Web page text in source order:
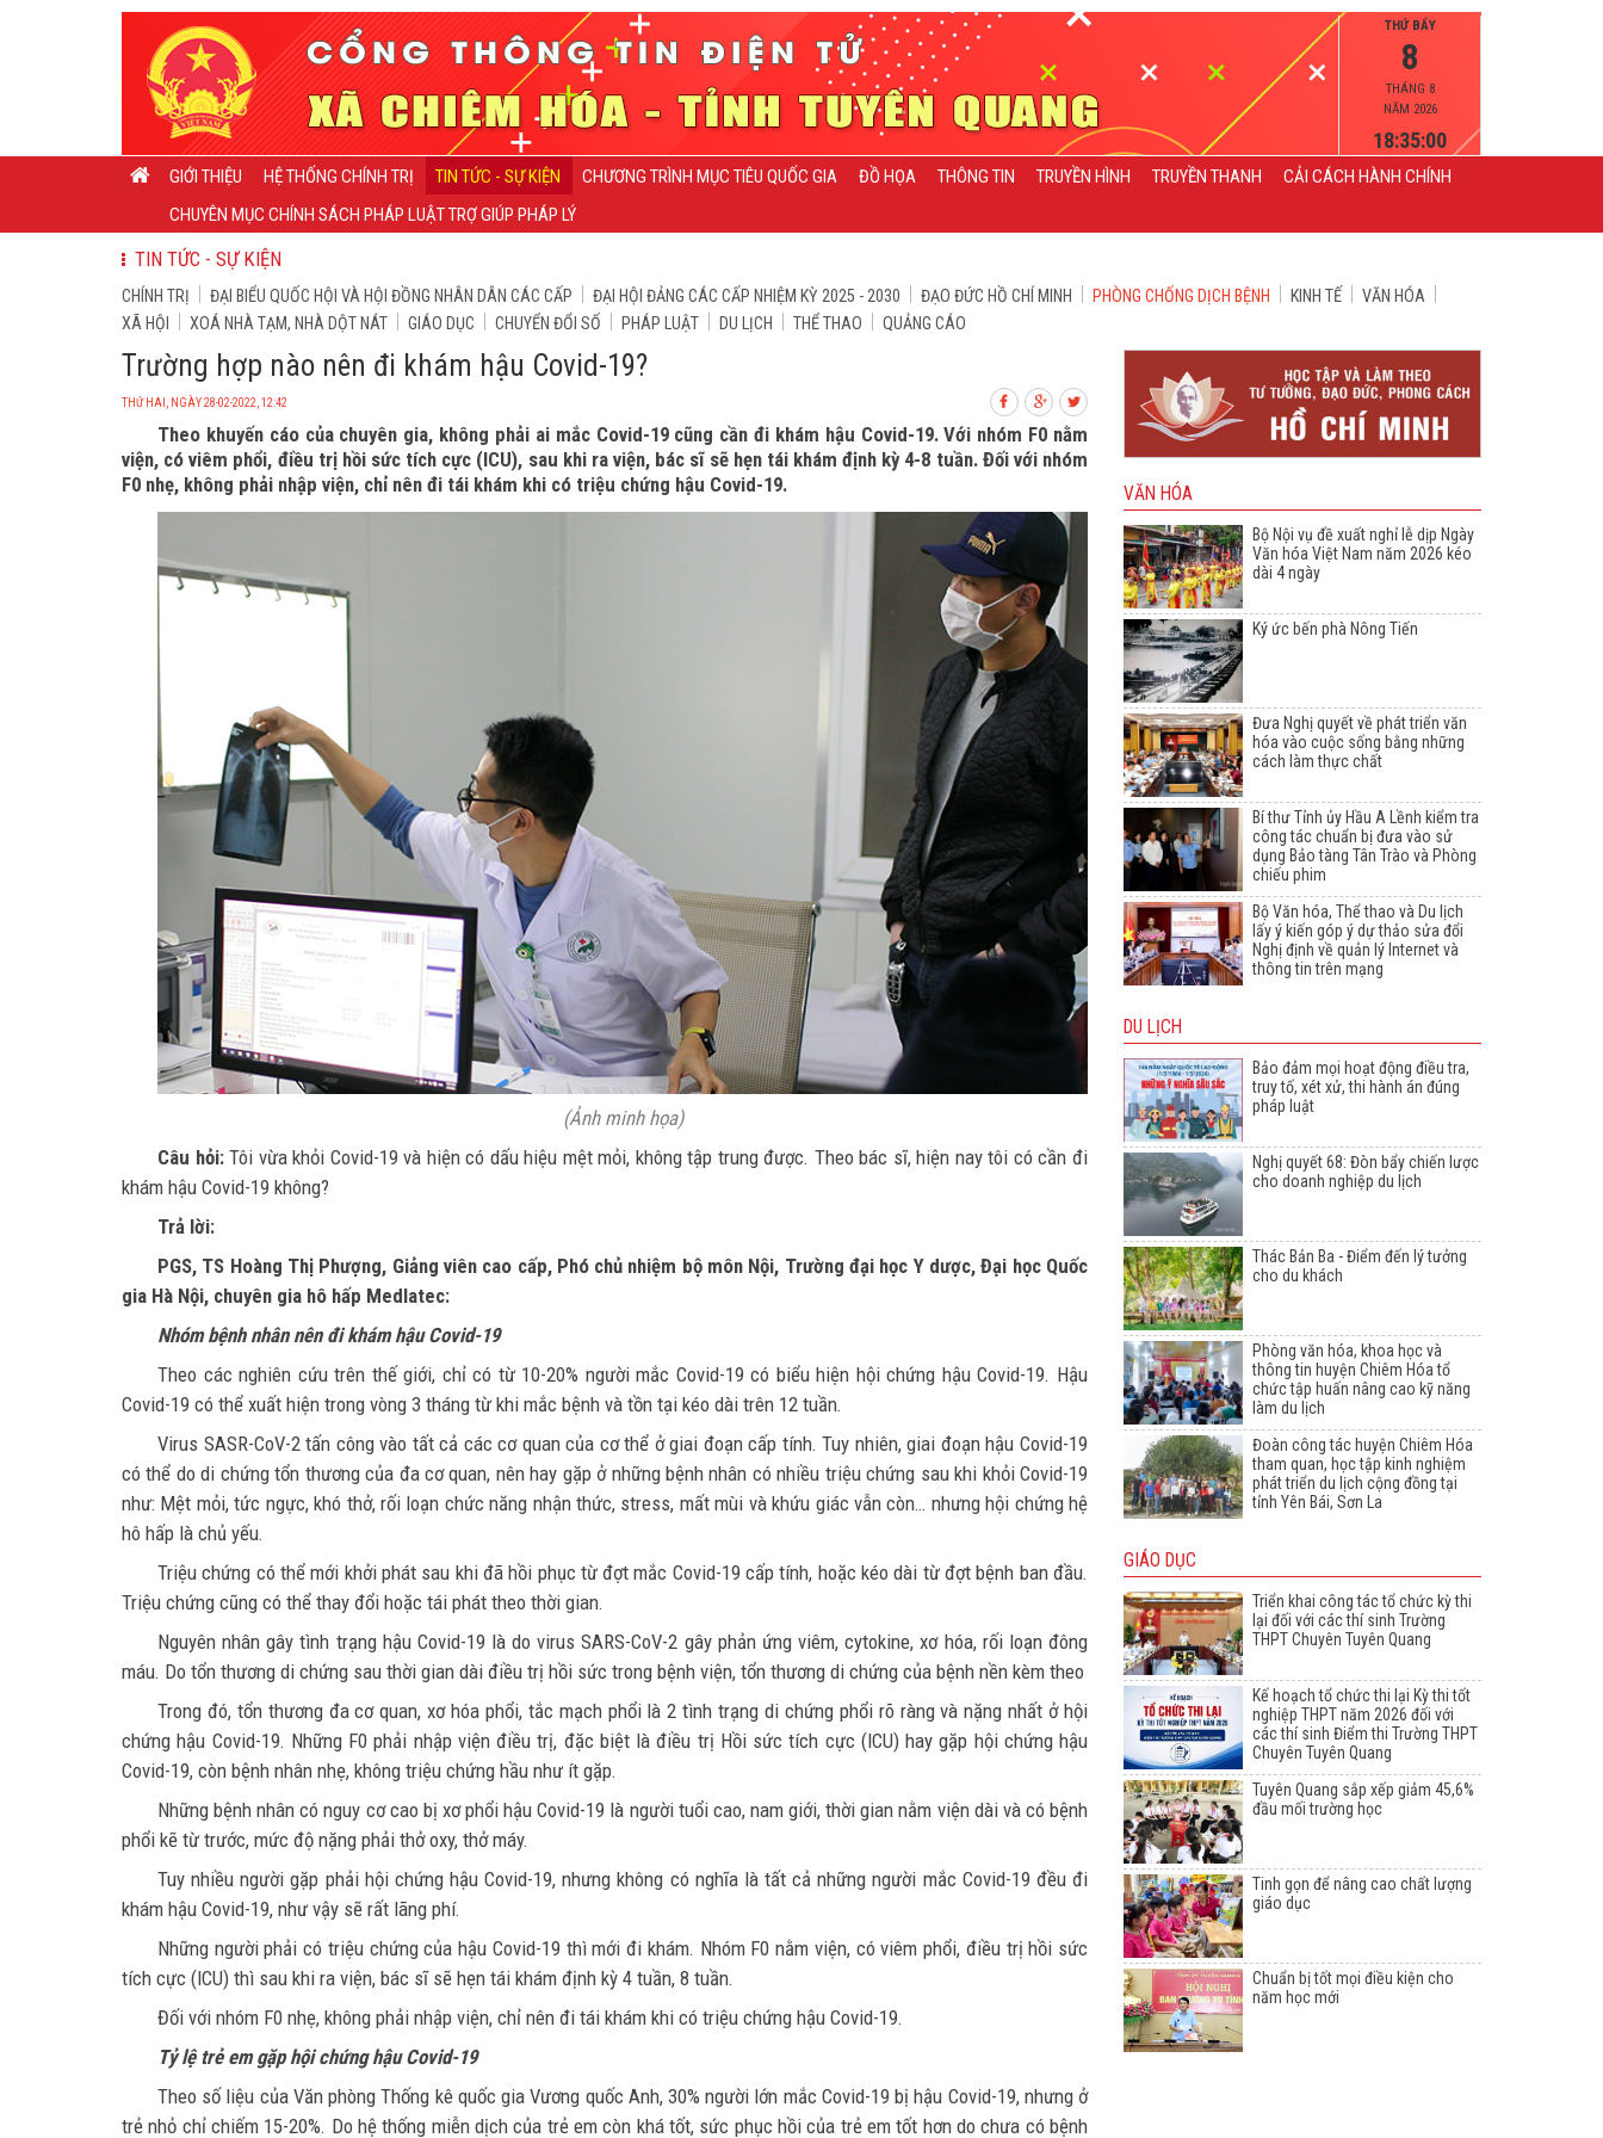
THỨ BẨY
8
THÁNG 8
NĂM 2026
18:35:01
GIỚI THIỆU HỆ THỐNG CHÍNH TRỊ TIN TỨC - SỰ KIỆN CHƯƠNG TRÌNH MỤC TIÊU QUỐC GIA ĐỒ HỌA THÔNG TIN TRUYỀN HÌNH TRUYỀN THANH
CẢI CÁCH HÀNH CHÍNH
CHUYÊN MỤC CHÍNH SÁCH PHÁP LUẬT TRỢ GIÚP PHÁP LÝ
TIN TỨC - SỰ KIỆN
CHÍNH TRỊ ĐẠI BIỂU QUỐC HỘI VÀ HỘI ĐỒNG NHÂN DÂN CÁC CẤP ĐẠI HỘI ĐẢNG CÁC CẤP NHIỆM KỲ 2025 - 2030 ĐẠO ĐỨC HỒ CHÍ MINH PHÒNG CHỐNG DỊCH BỆNH KINH TẾ
VĂN HÓA
XÃ HỘI
XOÁ NHÀ TẠM, NHÀ DỘT NÁT GIÁO DỤC CHUYỂN ĐỔI SỐ PHÁP LUẬT DU LỊCH THỂ THAO QUẢNG CÁO
Trường hợp nào nên đi khám hậu Covid-19?
THỨ HAI, NGÀY 28-02-2022, 12:42
Theo khuyến cáo của chuyên gia, không phải ai mắc Covid-19 cũng cần đi khám hậu Covid-19. Với nhóm F0 nằm
viện, có viêm phổi, điều trị hồi sức tích cực (ICU), sau khi ra viện, bác sĩ sẽ hẹn tái khám định kỳ 4-8 tuần. Đối với nhóm
F0 nhẹ, không phải nhập viện, chỉ nên đi tái khám khi có triệu chứng hậu Covid-19.
(Ảnh minh họa)
Câu hỏi:Tôi vừa khỏi Covid-19 và hiện có dấu hiệu mệt mỏi, không tập trung được. Theo bác sĩ, hiện nay tôi có cần đi
khám hậu Covid-19 không?
Trả lời:
PGS, TS Hoàng Thị Phượng, Giảng viên cao cấp, Phó chủ nhiệm bộ môn Nội, Trường đại học Y dược, Đại học Quốc
gia Hà Nội, chuyên gia hô hấp Medlatec:
Nhóm bệnh nhân nên đi khám hậu Covid-19
Theo các nghiên cứu trên thế giới, chỉ có từ 10-20% người mắc Covid-19 có biểu hiện hội chứng hậu Covid-19. Hậu
Covid-19 có thể xuất hiện trong vòng 3 tháng từ khi mắc bệnh và tồn tại kéo dài trên 12 tuần.
Virus SASR-CoV-2 tấn công vào tất cả các cơ quan của cơ thể ở giai đoạn cấp tính. Tuy nhiên, giai đoạn hậu Covid-19
có thể do di chứng tổn thương của đa cơ quan, nên hay gặp ở những bệnh nhân có nhiều triệu chứng sau khi khỏi Covid-19
như: Mệt mỏi, tức ngực, khó thở, rối loạn chức năng nhận thức, stress, mất mùi và khứu giác vẫn còn… nhưng hội chứng hệ
hô hấp là chủ yếu.
Triệu chứng có thể mới khởi phát sau khi đã hồi phục từ đợt mắc Covid-19 cấp tính, hoặc kéo dài từ đợt bệnh ban đầu.
Triệu chứng cũng có thể thay đổi hoặc tái phát theo thời gian.
Nguyên nhân gây tình trạng hậu Covid-19 là do virus SARS-CoV-2 gây phản ứng viêm, cytokine, xơ hóa, rối loạn đông
máu. Do tổn thương di chứng sau thời gian dài điều trị hồi sức trong bệnh viện, tổn thương di chứng của bệnh nền kèm theo
Trong đó, tổn thương đa cơ quan, xơ hóa phổi, tắc mạch phổi là 2 tình trạng di chứng phổi rõ ràng và nặng nhất ở hội
chứng hậu Covid-19. Những F0 phải nhập viện điều trị, đặc biệt là điều trị Hồi sức tích cực (ICU) hay gặp hội chứng hậu
Covid-19, còn bệnh nhân nhẹ, không triệu chứng hầu như ít gặp.
Những bệnh nhân có nguy cơ cao bị xơ phổi hậu Covid-19 là người tuổi cao, nam giới, thời gian nằm viện dài và có bệnh
phổi kẽ từ trước, mức độ nặng phải thở oxy, thở máy.
Tuy nhiều người gặp phải hội chứng hậu Covid-19, nhưng không có nghĩa là tất cả những người mắc Covid-19 đều đi
khám hậu Covid-19, như vậy sẽ rất lãng phí.
Những người phải có triệu chứng của hậu Covid-19 thì mới đi khám. Nhóm F0 nằm viện, có viêm phổi, điều trị hồi sức
tích cực (ICU) thì sau khi ra viện, bác sĩ sẽ hẹn tái khám định kỳ 4 tuần, 8 tuần.
Đối với nhóm F0 nhẹ, không phải nhập viện, chỉ nên đi tái khám khi có triệu chứng hậu Covid-19.
Tỷ lệ trẻ em gặp hội chứng hậu Covid-19
Theo số liệu của Văn phòng Thống kê quốc gia Vương quốc Anh, 30% người lớn mắc Covid-19 bị hậu Covid-19, nhưng ở
trẻ nhỏ chỉ chiếm 15-20%. Do hệ thống miễn dịch của trẻ em còn khá tốt, sức phục hồi của trẻ em tốt hơn do chưa có bệnh
VĂN HÓA
Bộ Nội vụ đề xuất nghỉ lễ dịp Ngày
Văn hóa Việt Nam năm 2026 kéo
dài 4 ngày
Ký ức bến phà Nông Tiến
Đưa Nghị quyết về phát triển văn
hóa vào cuộc sống bằng những
cách làm thực chất
Bí thư Tỉnh ủy Hầu A Lềnh kiểm tra
công tác chuẩn bị đưa vào sử
dụng Bảo tàng Tân Trào và Phòng
chiếu phim
Bộ Văn hóa, Thể thao và Du lịch
lấy ý kiến góp ý dự thảo sửa đổi
Nghị định về quản lý Internet và
thông tin trên mạng
DU LỊCH
Bảo đảm mọi hoạt động điều tra,
truy tố, xét xử, thi hành án đúng
pháp luật
Nghị quyết 68: Đòn bẩy chiến lược
cho doanh nghiệp du lịch
Thác Bản Ba - Điểm đến lý tưởng
cho du khách
Phòng văn hóa, khoa học và
thông tin huyện Chiêm Hóa tổ
chức tập huấn nâng cao kỹ năng
làm du lịch
Đoàn công tác huyện Chiêm Hóa
tham quan, học tập kinh nghiệm
phát triển du lịch cộng đồng tại
tỉnh Yên Bái, Sơn La
GIÁO DỤC
Triển khai công tác tổ chức kỳ thi
lại đối với các thí sinh Trường
THPT Chuyên Tuyên Quang
Kế hoạch tổ chức thi lại Kỳ thi tốt
nghiệp THPT năm 2026 đối với
các thí sinh Điểm thi Trường THPT
Chuyên Tuyên Quang
Tuyên Quang sắp xếp giảm 45,6%
đầu mối trường học
Tinh gọn để nâng cao chất lượng
giáo dục
Chuẩn bị tốt mọi điều kiện cho
năm học mới